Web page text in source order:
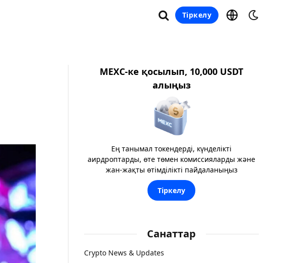
Тіркелу
MEXC-ке қосылып, 10,000 USDT
алыңыз
Ең танымал токендерді, күнделікті
аирдроптарды, өте төмен комиссияларды және
жан-жақты өтімділікті пайдаланыңыз
Тіркелу
Санаттар
Crypto News & Updates